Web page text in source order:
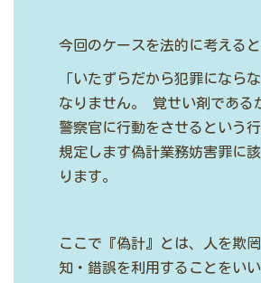
今回のケースを法的に考えると
「いたずらだから犯罪になら
なりません。
覚せい剤である
警察官に行動をさせるという
規定します偽計業務妨害罪に
ります。
ここで『偽計』とは、人を欺
知・錯誤を利用することをい